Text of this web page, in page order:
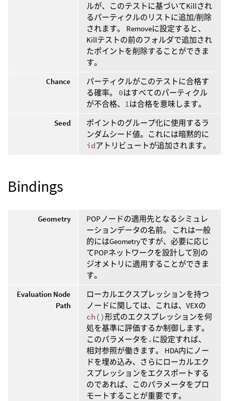
ルが、このテストに基づいてKillされ
るパーティクルのリストに追加/削除
されます。 Removeに設定すると、
Killテストの前のフォルダで追加され
たポイントを削除することができま
す。
Chance
パーティクルがこのテストに合格す
る確率。 0はすべてのパーティクル
が不合格、
1 は合格を意味します。
Seed
ポイントのグループ化に使用するラ
ンダムシード値。これには暗黙的に
idアトリビュートが追加されます。
Bindings
Geometry
POPノードの適用先となるシミュレ
ーションデータの名前。 これは一般
的にはGeometryですが、必要に応じ
てPOPネットワークを設計して別の
ジオメトリに適用することができま
す。
Evaluation Node
Path
ローカルエクスプレッションを持つ
ノードに関しては、これは、VEXの
ch()形式のエクスプレッションを何
処を基準に評価するか制御します。
このパラメータを . に設定すれば、
相対参照が働きます。 HDA内にノー
ドを埋め込み、さらにローカルエク
スプレッションをエクスポートする
のであれば、このパラメータをプロ
モートすることが重要です。